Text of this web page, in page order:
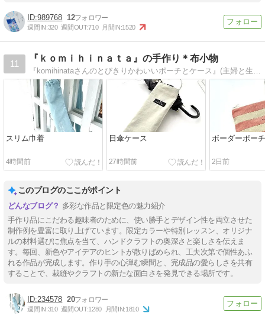
989768 12
週間IN:320 週間OUT:710 月間IN:1520
11
『ｋｏｍｉｈｉｎａｔａ』の手作り＊布小物
『komihinataさんのとびきりかわいいポーチとケース』(主婦と生活社刊)発売中です！掲載品や新作、レッスンやWSのご案内もこちらからどうぞ♪
スリム巾着
4時間前
日傘ケース
27時間前
ボーダーポーチ
2日前
このブログのここがポイント
多彩な作品と限定色の魅力紹介
手作り品にこだわる趣味者のために、使い勝手とデザイン性を両立させた
制作例を豊富に取り上げています。限定カラーや特別レッスン、オリジナ
ルの材料選びに焦点を当て、ハンドクラフトの奥深さと楽しさを伝えま
す。毎回、新色やアイデアのヒントが散りばめられ、工夫次第で個性あふ
れる作品が完成します。作り手の心弾む瞬間と、完成品の愛らしさを共有
することで、裁縫やクラフトの新たな面白さを発見できる場所です。
234578 20
週間IN:310 週間OUT:1280 月間IN:1810